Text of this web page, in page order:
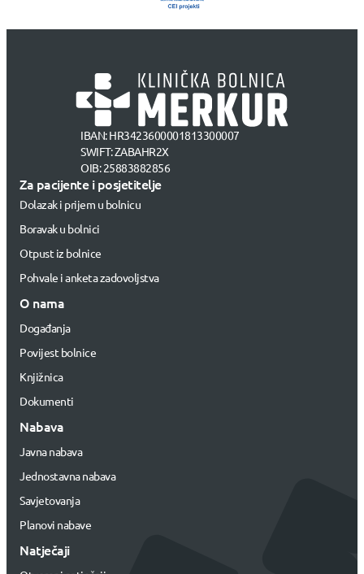
IBAN: HR3423600001813300007
SWIFT: ZABAHR2X
OIB: 25883882856
Za pacijente i posjetitelje
Dolazak i prijem u bolnicu
Boravak u bolnici
Otpust iz bolnice
Pohvale i anketa zadovoljstva
O nama
Događanja
Povijest bolnice
Knjižnica
Dokumenti
Nabava
Javna nabava
Jednostavna nabava
Savjetovanja
Planovi nabave
Natječaji